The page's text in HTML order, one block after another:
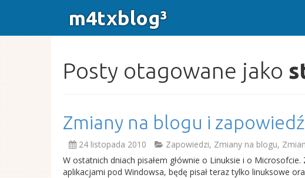
m4txblog³
Posty otagowane jako
Zmiany na blogu i
24 listopada 2010 Zapowiedzi, Zmiany na blogu,
W ostatnich dniach pisałem głównie o Linuksie i o
aplikacjami pod Windowsa, będę pisał teraz tylko linuksowe